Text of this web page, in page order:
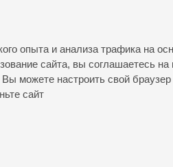
опыта и анализа трафика на
сайта, вы соглашаетесь
Вы можете настроить свой
сайт